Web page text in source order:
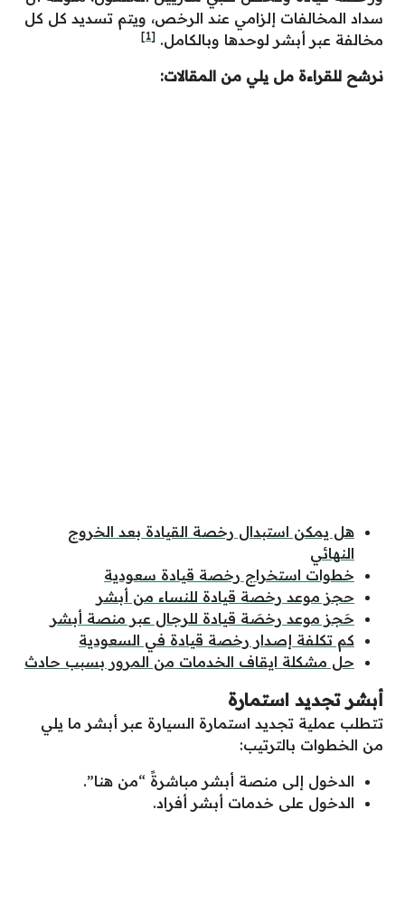
سداد المخالفات إلزامي عند الرخص، ويتم تسديد كل كل
مخالفة عبر أبشر لوحدها وبالكامل. [1]
نرشح للقراءة مل يلي من المقالات:
هل يمكن استبدال رخصة القيادة بعد الخروج
النهائي
خطوات استخراج رخصة قيادة سعودية
حجز موعد رخصة قيادة للنساء من أبشر
حَجز موعد رخصَة قيادة للرجال عبر منصة أبشر
كم تكلفة إصدار رخصة قيادة في السعودية
حل مشكلة ايقاف الخدمات من المرور بسبب حادث
أبشر تجديد استمارة
تتطلب عملية تجديد استمارة السيارة عبر أبشر ما يلي
من الخطوات بالترتيب:
الدخول إلى منصة أبشر مباشرةً “من هنا”.
الدخول على خدمات أبشر أفراد.